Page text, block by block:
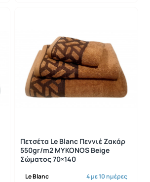
Le Blanc 4 με 10 ημέρες
Πετσέτα Le Blanc Πεννιέ Ζακάρ
550gr/m2 MYKONOS Beige
Σώματος 70×140